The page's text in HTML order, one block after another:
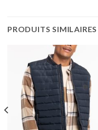
PRODUITS SIMILAIRES